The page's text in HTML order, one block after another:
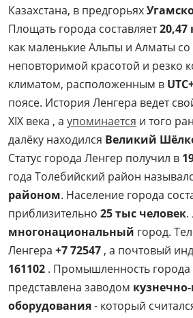
Казахстана, в предгорьях
Площать города составляет20,47
как маленькие Альпы и Алматы со
неповторимой красотой и резко
климатом, расположенным в
поясе. История Ленгера ведет
XIX века , а упоминается и того
далёку находился Великий
Статус города Ленгер получил в
года Толебийский район
районом. Население города
приблизительно 25 тыс человек.
многонациональный город.
Ленгера +7 72547 , а почтовый
161102 . Промышленность города
представлена заводом
оборудования- который